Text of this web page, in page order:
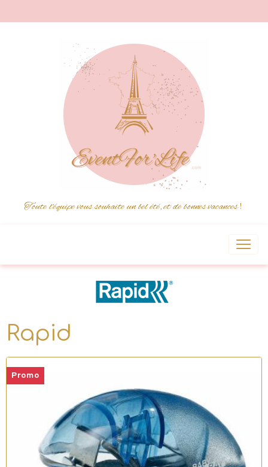
Toute l'équipe vous souhaite un bel été, et de bonnes vacances!
Rapid
Promo